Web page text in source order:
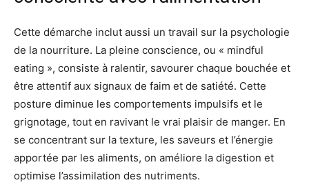
Cette démarche inclut aussi un travail sur la psychologie
de la nourriture. La pleine conscience, ou « mindful
eating », consiste à ralentir, savourer chaque bouchée et
être attentif aux signaux de faim et de satiété. Cette
posture diminue les comportements impulsifs et le
grignotage, tout en ravivant le vrai plaisir de manger. En
se concentrant sur la texture, les saveurs et l’énergie
apportée par les aliments, on améliore la digestion et
optimise l’assimilation des nutriments.